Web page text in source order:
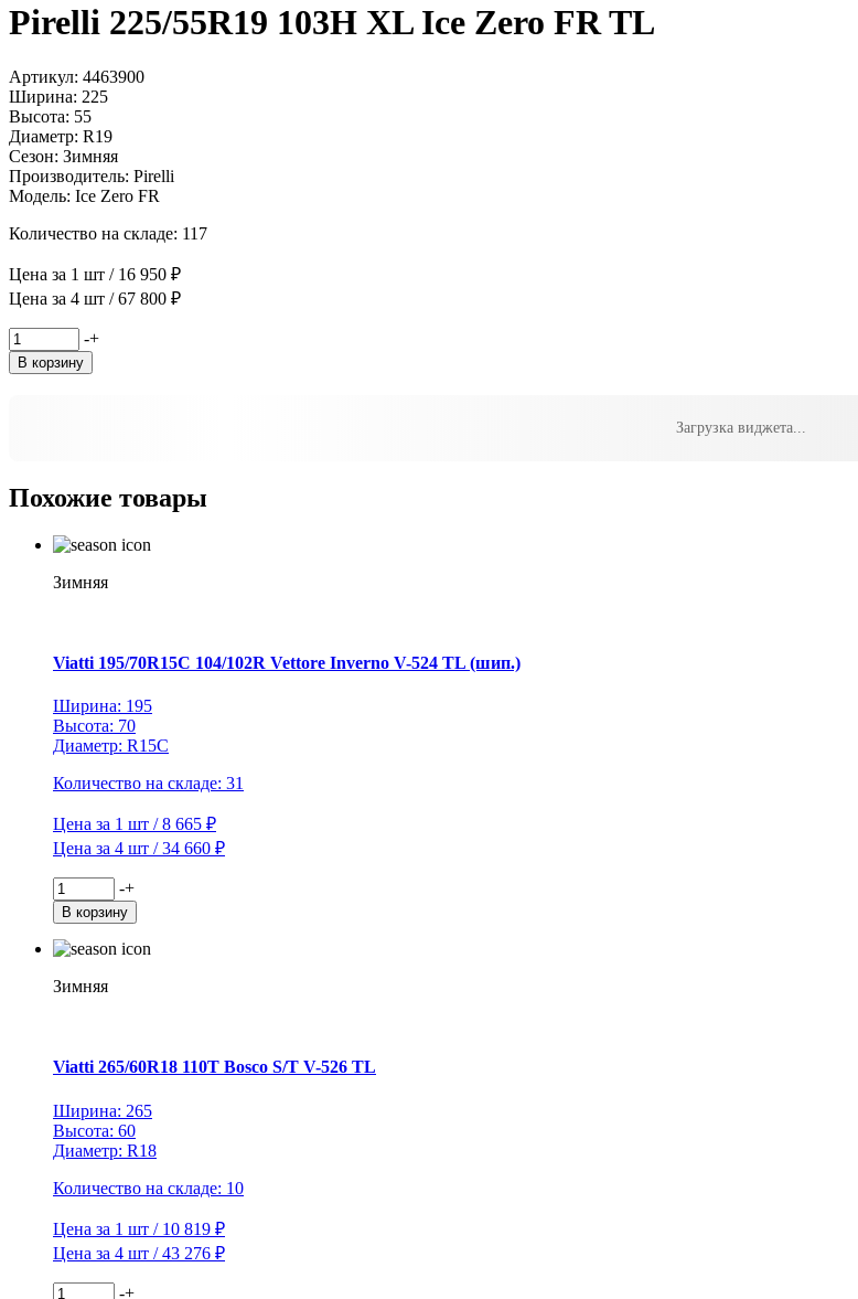
Pirelli 225/55R19 103H XL Ice Zero FR TL
Артикул: 4463900
Ширина: 225
Высота: 55
Диаметр: R19
Сезон: Зимняя
Производитель: Pirelli
Модель: Ice Zero FR
Количество на складе: 117
Цена за 1 шт / 16 950 ₽
Цена за 4 шт / 67 800 ₽
Количество
товара
Pirelli
FR
-+
В корзину
Загрузка виджета...
Похожие товары
Зимняя
Viatti 195/70R15C 104/102R Vettore Inverno V-524 TL (шип.)
Ширина: 195
Высота: 70
Диаметр: R15C
Количество на складе: 31
Цена за 1 шт / 8 665 ₽
Цена за 4 шт / 34 660 ₽
Количество
товара
Viatti
195/70R15C
Vettore
TL
-+
В корзину
Зимняя
Viatti 265/60R18 110T Bosco S/T V-526 TL
Ширина: 265
Высота: 60
Диаметр: R18
Количество на складе: 10
Цена за 1 шт / 10 819 ₽
Цена за 4 шт / 43 276 ₽
Количество
-+